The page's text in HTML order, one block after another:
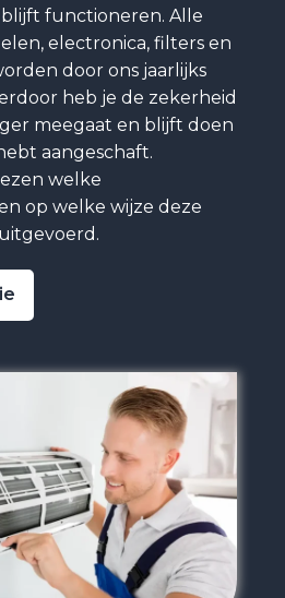
functioneren. Alle
electronica, filters en
door ons jaarlijks
heb je de zekerheid
meegaat en blijft doen
aangeschaft.
welke
op welke wijze deze